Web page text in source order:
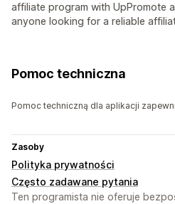
affiliate program with UpPromote
anyone looking for a reliable
Pomoc techniczna
Pomoc techniczną dla aplikacji
Zasoby
Polityka prywatności
Często zadawane pytania
Ten programista nie oferuje